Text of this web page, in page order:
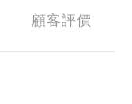
顧客評價